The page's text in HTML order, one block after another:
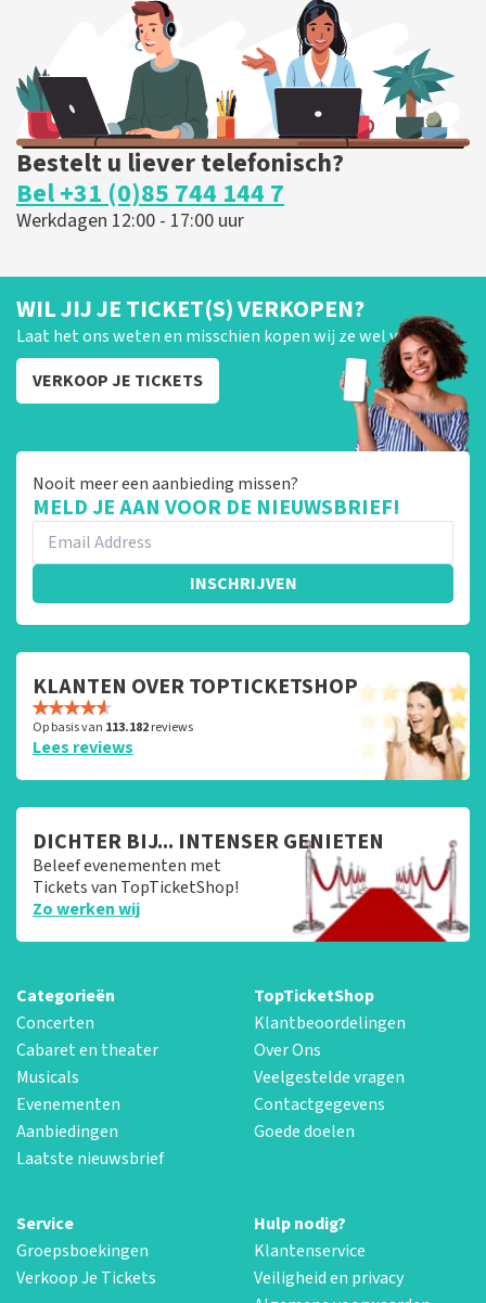
Bestelt u liever telefonisch?
Bel +31 (0)85 744 144 7
Werkdagen 12:00 - 17:00 uur
WIL JIJ JE TICKET(S) VERKOPEN?
Laat het ons weten en misschien kopen wij ze wel van je!
VERKOOP JE TICKETS
Nooit meer een aanbieding missen?
MELD JE AAN VOOR DE NIEUWSBRIEF!
INSCHRIJVEN
KLANTEN OVER TOPTICKETSHOP
Op basis van 113.182reviews
Lees reviews
DICHTER BIJ... INTENSER GENIETEN
Beleef evenementen met
Tickets van TopTicketShop!
Zo werken wij
Categorieën
Concerten
Cabaret en theater
Musicals
Evenementen
Aanbiedingen
Laatste nieuwsbrief
TopTicketShop
Klantbeoordelingen
Over Ons
Veelgestelde vragen
Contactgegevens
Goede doelen
Service
Groepsboekingen
Verkoop Je Tickets
Hulp nodig?
Klantenservice
Veiligheid en privacy